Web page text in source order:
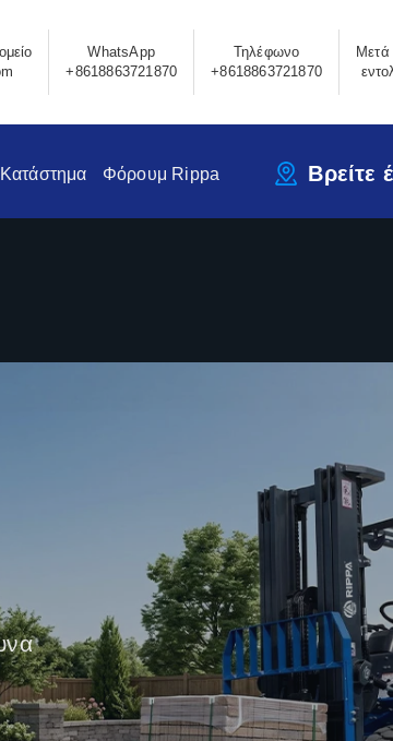
WhatsApp
+8618863721870
Τηλέφωνο
+8618863721870
Κατάστημα Φόρουμ Rippa Βρείτε